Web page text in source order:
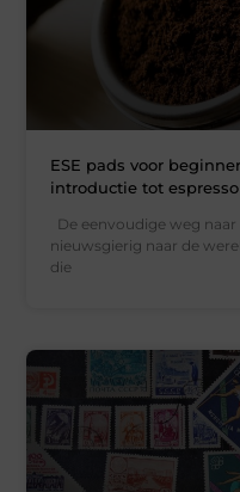
ESE pads voor
introductie tot
De eenvoudige weg
nieuwsgierig naar de
die